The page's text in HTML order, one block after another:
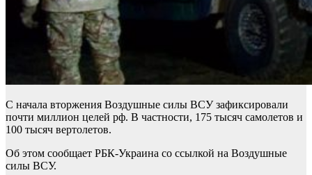
С начала вторжения Воздушные силы ВСУ зафиксировали
почти миллион целей рф. В частности, 175 тысяч самолетов и
100 тысяч вертолетов.
Об этом сообщает РБК-Украина со ссылкой на Воздушные
силы ВСУ.